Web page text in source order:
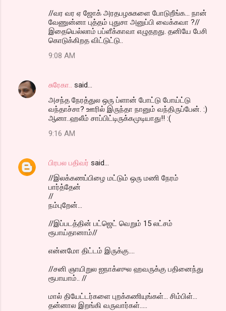
//வர வர ஏ ஜோக் அரதபழசுகளை போடுறீங்க... நான்
வேணுன்னா புத்தம் புதுசா அனுப்பி வைக்கவா ?//
இதையெல்லாம் பப்ளீக்காவா எழுதறது. தனியே பேசி
கொடுக்கிறத விட்டுட்டு..
9:08 AM
சுரேகா..
said…
அசந்த நேரத்துல ஒரு ப்ளான் போட்டு போய்ட்டு
வந்தாச்சா? ஊரில் இருந்தா நானும் வந்திருப்பேன். :)
ஆனா..ஹலீம் சாப்பிட்டிருக்கமுடியாது!! :(
9:16 AM
பிரபல பதிவர் said…
//இலக்கணப்பிழை மட்டும் ஒரு மணி நேரம்
பார்த்தேன்
//
நம்புறேன்...
//இப்படத்தின் பட்ஜெட் வெறும் 15 லட்சம்
ரூபாய்தானாம்//
என்னமோ திட்டம் இருக்கு....
//சனி ஞாயிறுல ஐநாக்ஸுல ஹவருக்கு பதினைந்து
ரூபாயாம்.. //
மால் தியேட்டர்களை புறக்கணியுங்கள்... சிம்பிள்...
தன்னால இறங்கி வருவார்கள்.....